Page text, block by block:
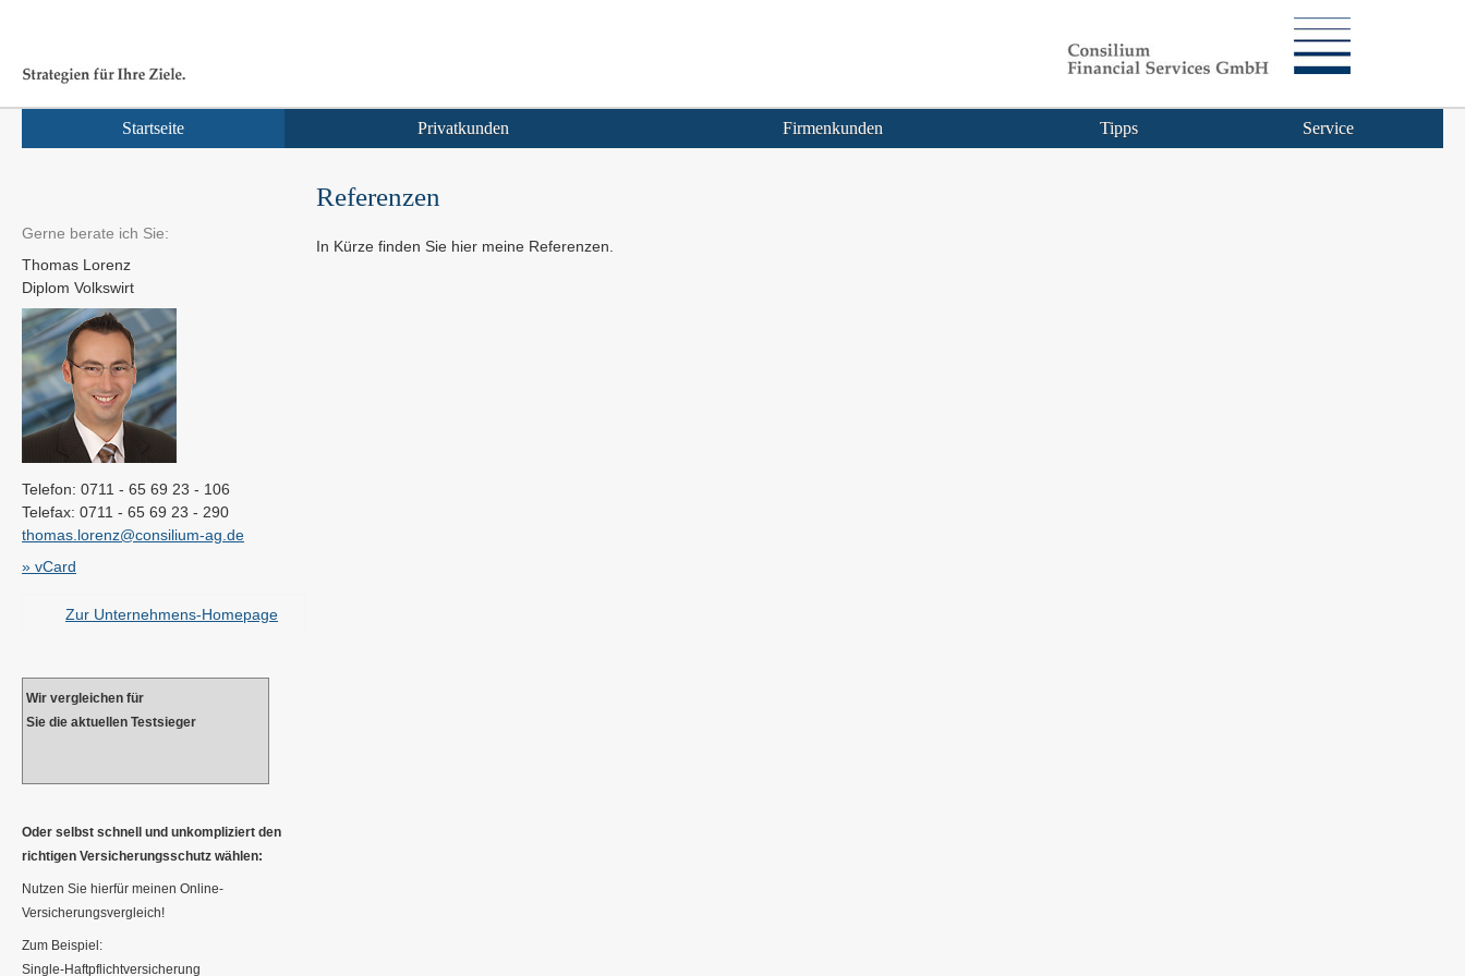
Startseite Privatkunden Firmenkunden Tipps Service
Gerne berate ich Sie:
Thomas Lorenz
Diplom Volkswirt
Telefon: 0711 - 65 69 23 - 106
Telefax: 0711 - 65 69 23 - 290
thomas.lorenz@consilium-ag.de
» vCard
Zur Unternehmens-Homepage
Wir ver­gleichen für
Sie die aktuellen Testsieger
Oder selbst schnell und unkompliziert den
richtigen Versicherungsschutz wählen:
Nutzen Sie hierfür meinen Online-
Versicherungsvergleich!
Zum Beispiel:
Single-Haft­pflichtversicherung
Referenzen
In Kürze finden Sie hier meine Referenzen.